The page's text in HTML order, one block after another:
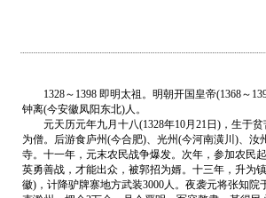
1328～1398 即明太祖。明朝开国皇帝(1368～
钟离(今安徽凤阳东北)人。
元天历元年九月十八(1328年10月21日)，生于贫
为僧。后游食庐州(今合肥)、光州(今河南潢川)、 汝
寺。十一年，元末农民战争爆发。次年，参加农民
英勇善战，才能出众，被郭招为婿。十三年，升为
徽)，计降驴牌寨地方武装3000人。夜袭元将张知